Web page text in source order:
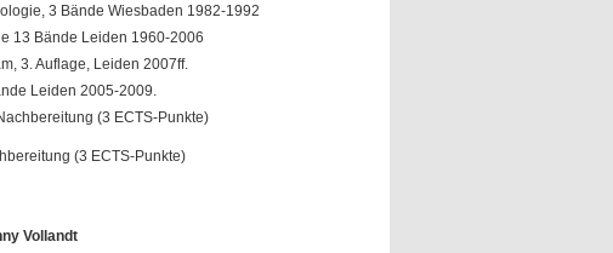
3 Bände Wiesbaden 1982-1992
13 Bände Leiden 1960-2006
3. Auflage, Leiden 2007ff.
Leiden 2005-2009.
(3 ECTS-Punkte)
(3 ECTS-Punkte)
Vollandt